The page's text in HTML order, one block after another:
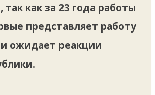
как за 23 года работы
представляет работу
ожидает реакции